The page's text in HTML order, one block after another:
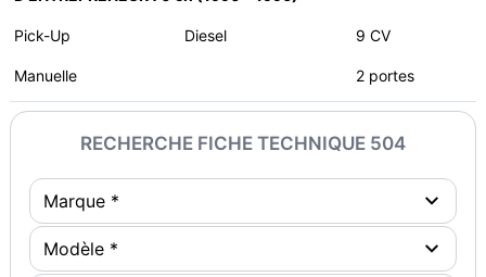
Pick-Up Diesel 9 CV
Manuelle 2 portes
RECHERCHE FICHE TECHNIQUE 504